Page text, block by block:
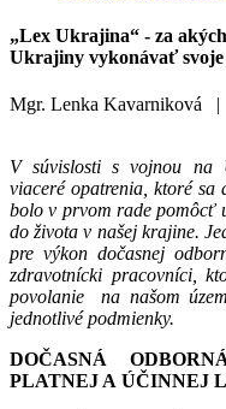
„Lex Ukrajina“ - za
Ukrajiny vykonávať svoje
Mgr. Lenka Kavarniková |
V súvislosti s vojnou na
viaceré opatrenia, ktoré
bolo v prvom rade pomôcť
do života v našej krajine.
pre výkon dočasnej
zdravotnícki pracovníci,
povolanie na našom
jednotlivé podmienky.
DOČASNÁ
PLATNEJ A ÚČINNEJ